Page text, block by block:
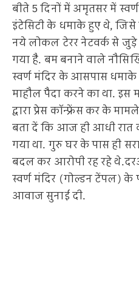
बीते 5 दिनों में अमृतसर में
इंटेसिटी के धमाके हुए थे,
नये लोकल टेरर नेटवर्क से जुड़े
गया है. बम बनाने वाले
स्वर्ण मंदिर के आसपास
माहौल पैदा करने का था.
द्वारा प्रेस कॉन्फ्रेंस कर के
बता दें कि आज ही आधी रात
गया था. गुरु घर के पास ही
बदल कर आरोपी रह रहे
स्वर्ण मंदिर (गोल्डन टेंपल)
आवाज सुनाई दी.